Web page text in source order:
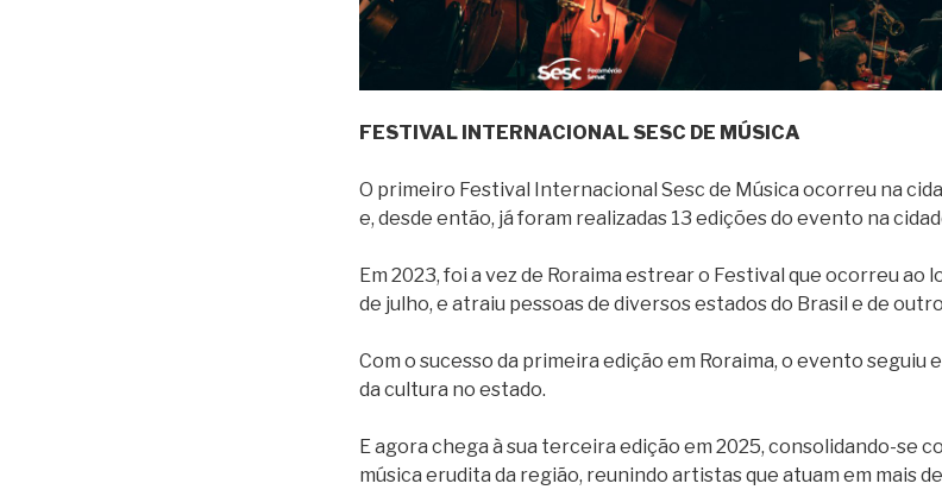
FESTIVAL INTERNACIONAL SESC DE MÚSICA
O primeiro Festival Internacional Sesc de Música ocorreu na
e, desde então, já foram realizadas 13 edições do evento na
Em 2023, foi a vez de Roraima estrear o Festival que ocorreu ao
de julho, e atraiu pessoas de diversos estados do Brasil e de
Com o sucesso da primeira edição em Roraima, o evento
da cultura no estado.
E agora chega à sua terceira edição em 2025, consolidando-se
música erudita da região, reunindo artistas que atuam em mais